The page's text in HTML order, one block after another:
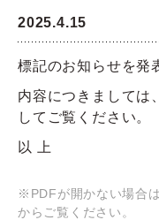
公式通販
採用情報
2025.4.15
標記のお知らせを発
内容につきましては
してご覧ください。
以 上
※PDFが開かない場合
からご覧ください。